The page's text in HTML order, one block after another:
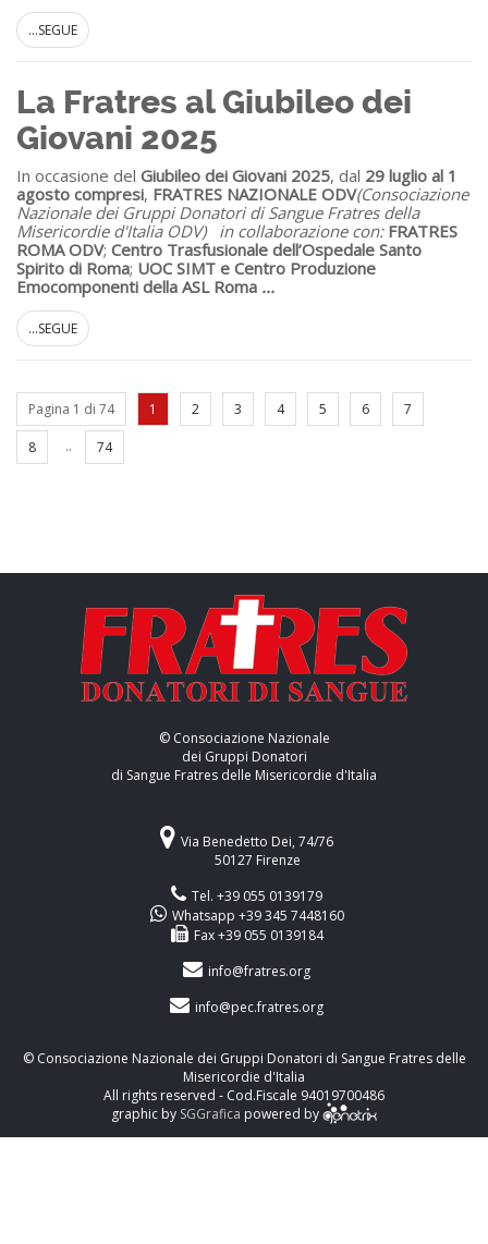
...SEGUE
La Fratres al Giubileo dei
Giovani 2025
In occasione del Giubileo dei Giovani 2025, dal 29 luglio al 1
agosto compresi, FRATRES NAZIONALE ODV(Consociazione
Nazionale dei Gruppi Donatori di Sangue Fratres della
Misericordie d'Italia ODV)
in collaborazione con: FRATRES
ROMA ODV; Centro Trasfusionale dell’Ospedale Santo
Spirito di Roma; UOC SIMT e Centro Produzione
Emocomponenti della ASL Roma ...
...SEGUE
Pagina 1 di 74 1 2 3 4 5 6 7
8 .. 74
© Consociazione Nazionale
dei Gruppi Donatori
di Sangue Fratres delle Misericordie d'Italia
Via Benedetto Dei, 74/76
50127 Firenze
Tel. +39 055 0139179
Whatsapp +39 345 7448160
Fax +39 055 0139184
info@fratres.org
info@pec.fratres.org
© Consociazione Nazionale dei Gruppi Donatori di Sangue Fratres delle
Misericordie d'Italia
All rights reserved - Cod.Fiscale 94019700486
graphic by SGGrafica powered by